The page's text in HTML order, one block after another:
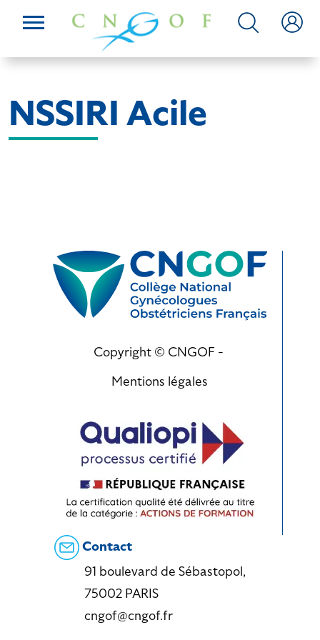
NSSIRI Acile
Copyright © CNGOF -
Mentions légales
Contact
91 boulevard de Sébastopol,
75002 PARIS
cngof@cngof.fr